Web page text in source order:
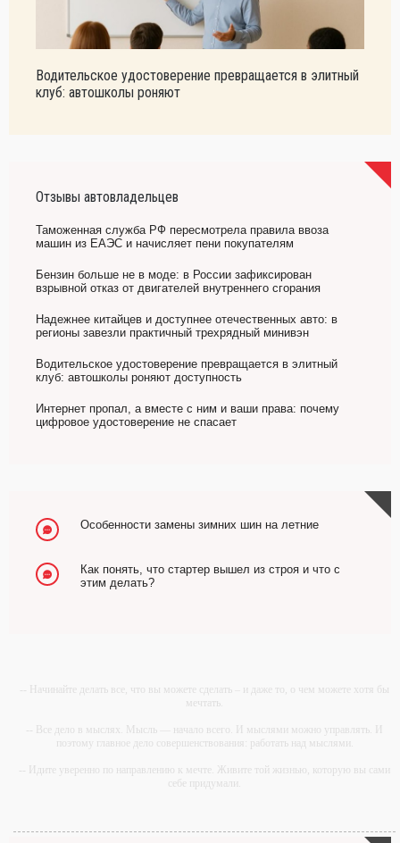
Водительское удостоверение превращается в элитный
клуб: автошколы роняют
Отзывы автовладельцев
Таможенная служба РФ пересмотрела правила ввоза
машин из ЕАЭС и начисляет пени покупателям
Бензин больше не в моде: в России зафиксирован
взрывной отказ от двигателей внутреннего сгорания
Надежнее китайцев и доступнее отечественных авто: в
регионы завезли практичный трехрядный минивэн
Водительское удостоверение превращается в элитный
клуб: автошколы роняют доступность
Интернет пропал, а вместе с ним и ваши права: почему
цифровое удостоверение не спасает
Особенности замены зимних шин на летние
Как понять, что стартер вышел из строя и что с
этим делать?
-- Начинайте делать все, что вы можете сделать – и даже то, о чем можете хотя бы
мечтать.
-- Все дело в мыслях. Мысль — начало всего. И мыслями можно управлять. И
поэтому главное дело совершенствования: работать над мыслями.
-- Идите уверенно по направлению к мечте. Живите той жизнью, которую вы сами
себе придумали.